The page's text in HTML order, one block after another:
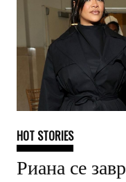
HOT STORIES
Риана се